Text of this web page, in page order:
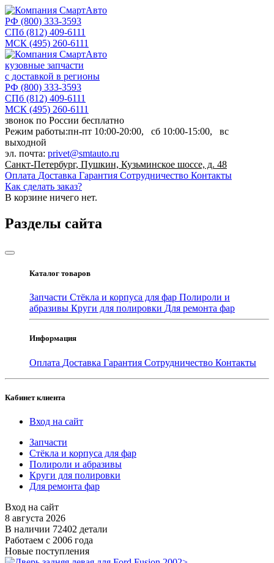
РФ (800) 333-3593
СПб (812) 409-6111
МСК (495) 260-6111
кузовные запчасти
с доставкой в регионы
РФ (800) 333-3593
СПб (812) 409-6111
МСК (495) 260-6111
звонок по России бесплатно
Режим работы:пн-пт 10:00-20:00, сб 10:00-15:00, вс
выходной
эл. почта: privet@smtauto.ru
Санкт-Петербург, Пушкин, Кузьминское шоссе, д. 48
Оплата Доставка Гарантия Сотрудничество Контакты
Как сделать заказ?
В корзине ничего нет.
Разделы сайта
Каталог товаров
Запчасти Стёкла и корпуса для фар Полироли и
абразивы Круги для полировки Для ремонта фар
Информация
Оплата Доставка Гарантия Сотрудничество Контакты
Кабинет клиента
Вход на сайт
Запчасти
Стёкла и корпуса для фар
Полироли и абразивы
Круги для полировки
Для ремонта фар
Вход на сайт
8 августа 2026
В наличии 72402 детали
Работаем с 2006 года
Новые поступления